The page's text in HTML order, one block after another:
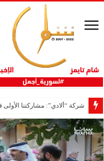
شركة “ألادي”: مشاركتنا